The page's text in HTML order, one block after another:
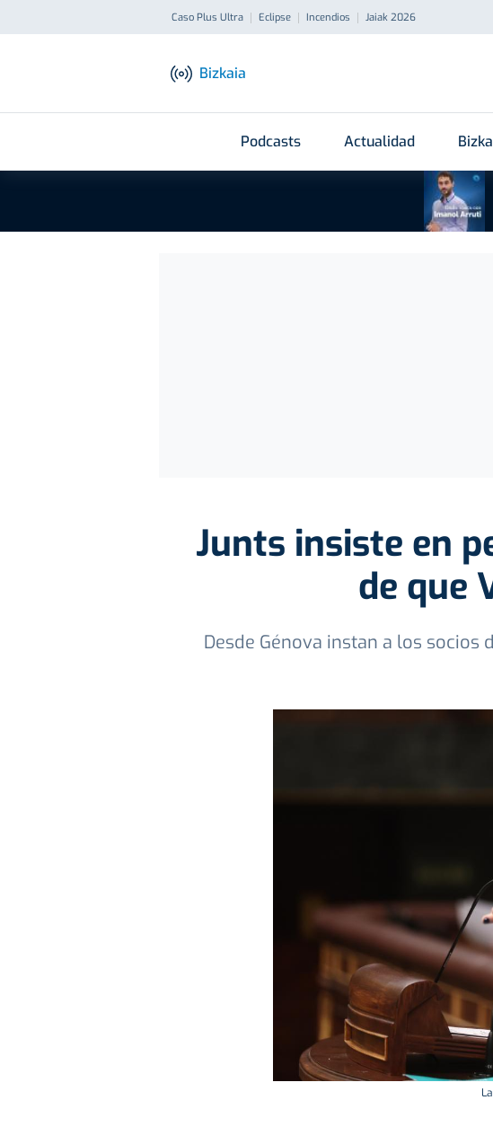
Caso Plus Ultra Eclipse Incendios Jaiak 2026
Bizkaia
Podcasts Actualidad
Junts insiste en
de que
Desde Génova instan a los